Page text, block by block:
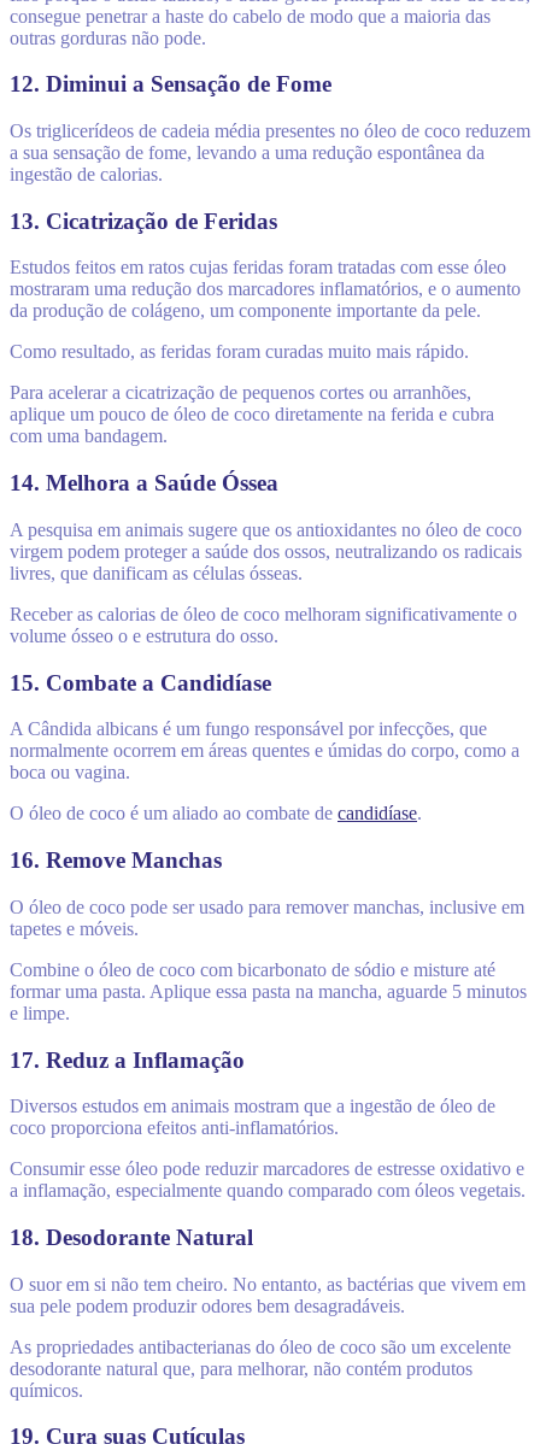
consegue penetrar a haste do cabelo de modo que a maioria das
outras gorduras não pode.
12. Diminui a Sensação de Fome
Os triglicerídeos de cadeia média presentes no óleo de coco reduzem
a sua sensação de fome, levando a uma redução espontânea da
ingestão de calorias.
13. Cicatrização de Feridas
Estudos feitos em ratos cujas feridas foram tratadas com esse óleo
mostraram uma redução dos marcadores inflamatórios, e o aumento
da produção de colágeno, um componente importante da pele.
Como resultado, as feridas foram curadas muito mais rápido.
Para acelerar a cicatrização de pequenos cortes ou arranhões,
aplique um pouco de óleo de coco diretamente na ferida e cubra
com uma bandagem.
14. Melhora a Saúde Óssea
A pesquisa em animais sugere que os antioxidantes no óleo de coco
virgem podem proteger a saúde dos ossos, neutralizando os radicais
livres, que danificam as células ósseas.
Receber as calorias de óleo de coco melhoram significativamente o
volume ósseo o e estrutura do osso.
15. Combate a Candidíase
A Cândida albicans é um fungo responsável por infecções, que
normalmente ocorrem em áreas quentes e úmidas do corpo, como a
boca ou vagina.
O óleo de coco é um aliado ao combate de candidíase.
16. Remove Manchas
O óleo de coco pode ser usado para remover manchas, inclusive em
tapetes e móveis.
Combine o óleo de coco com bicarbonato de sódio e misture até
formar uma pasta. Aplique essa pasta na mancha, aguarde 5 minutos
e limpe.
17. Reduz a Inflamação
Diversos estudos em animais mostram que a ingestão de óleo de
coco proporciona efeitos anti-inflamatórios.
Consumir esse óleo pode reduzir marcadores de estresse oxidativo e
a inflamação, especialmente quando comparado com óleos vegetais.
18. Desodorante Natural
O suor em si não tem cheiro. No entanto, as bactérias que vivem em
sua pele podem produzir odores bem desagradáveis.
As propriedades antibacterianas do óleo de coco são um excelente
desodorante natural que, para melhorar, não contém produtos
químicos.
19. Cura suas Cutículas